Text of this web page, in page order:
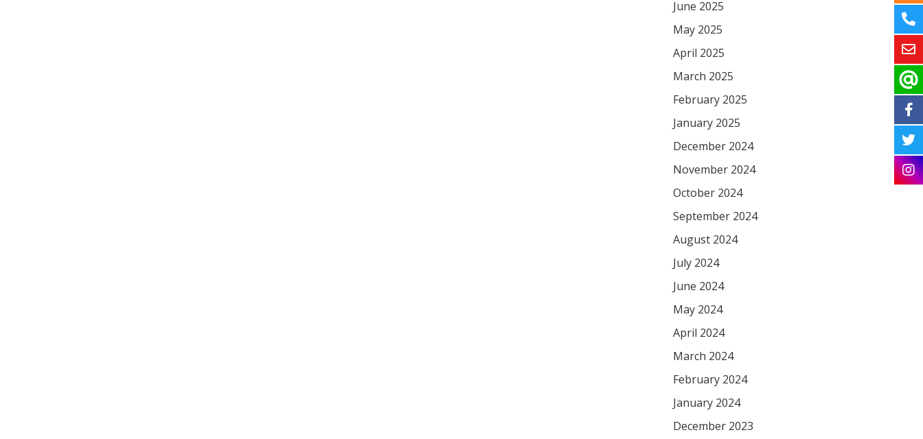
June 2025
May 2025
April 2025
March 2025
February 2025
January 2025
December 2024
November 2024
October 2024
September 2024
August 2024
July 2024
June 2024
May 2024
April 2024
March 2024
February 2024
January 2024
December 2023